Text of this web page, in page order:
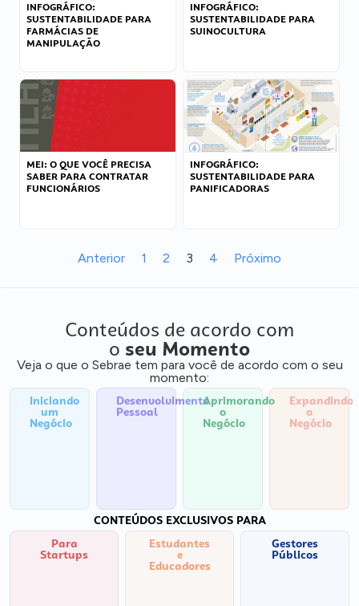
INFOGRÁFICO:
SUSTENTABILIDADE PARA
FARMÁCIAS DE
MANIPULAÇÃO
INFOGRÁFICO:
SUSTENTABILIDADE PARA
SUINOCULTURA
MEI: O QUE VOCÊ PRECISA
SABER PARA CONTRATAR
FUNCIONÁRIOS
INFOGRÁFICO:
SUSTENTABILIDADE PARA
PANIFICADORAS
Anterior 1 2 3 4 Próximo
Conteúdos de acordo com
o seu Momento
Veja o que o Sebrae tem para você de acordo com o seu
momento:
Iniciando
um
Negócio
Desenvolvimento
Pessoal
Aprimorando
o
Negócio
Expandindo
o
Negócio
CONTEÚDOS EXCLUSIVOS PARA
Para
Startups
Estudantes
e
Educadores
Gestores
Públicos